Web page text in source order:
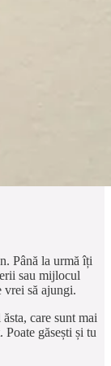
Până la urmă îți
sau mijlocul
vrei să ajungi.
care sunt mai
găsești și tu